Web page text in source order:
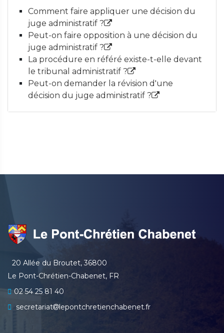
Comment faire appliquer une décision du
juge administratif ?
Peut-on faire opposition à une décision du
juge administratif ?
La procédure en référé existe-t-elle devant
le tribunal administratif ?
Peut-on demander la révision d'une
décision du juge administratif ?
20 Allée du Broutet, 36800
Le Pont-Chrétien-Chabenet, FR
02 54 25 81 40
secretariat
lepontchretienchabenet.fr